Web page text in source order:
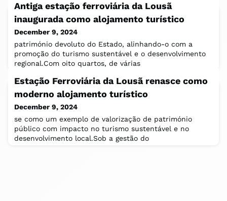
Antiga estação ferroviária da Lousã
inaugurada como alojamento turístico
December 9, 2024
património devoluto do Estado, alinhando-o com a
promoção do turismo sustentável e o desenvolvimento
regional.Com oito quartos, de várias
Estação Ferroviária da Lousã renasce como
moderno alojamento turístico
December 9, 2024
se como um exemplo de valorização de património
público com impacto no turismo sustentável e no
desenvolvimento local.Sob a gestão do